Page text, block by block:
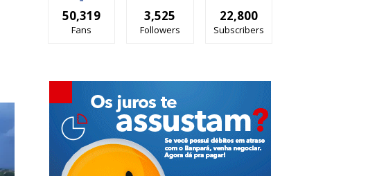
50,319
Fans
3,525
Followers
22,800
Subscribers